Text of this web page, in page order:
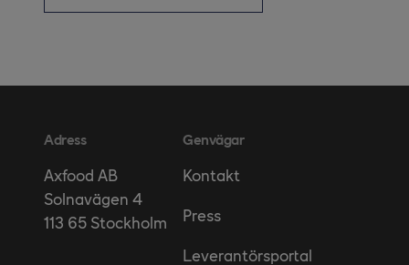
Adress
Axfood AB
Solnavägen 4
113 65 Stockholm
Genvägar
Kontakt
Press
Leverantörsportal